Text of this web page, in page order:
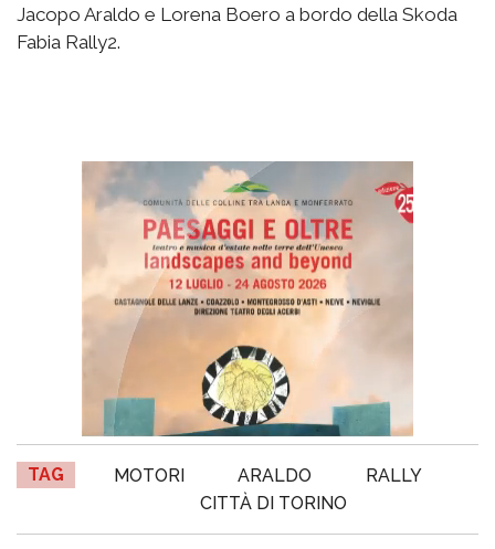
Jacopo Araldo e Lorena Boero a bordo della Skoda
Fabia Rally2.
TAG MOTORI ARALDO
RALLY
CITTÀ DI TORINO